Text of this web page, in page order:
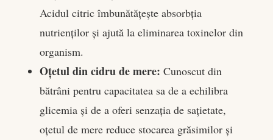
Acidul citric îmbunătățește absorbția
nutrienților și ajută la eliminarea toxinelor din
organism.
Oțetul din cidru de mere: Cunoscut din
bătrâni pentru capacitatea sa de a echilibra
glicemia și de a oferi senzația de sațietate,
oțetul de mere reduce stocarea grăsimilor și